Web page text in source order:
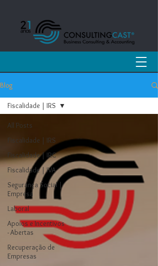
Blog
All Posts
Fiscalidade | IRS
Fiscalidade | IRC
Fiscalidade | IVA
Segurança Social |
Empresa
Laboral
Apoios e Incentivos
- Abertas
Recuperação de
Empresas
Fiscalidade | IRS